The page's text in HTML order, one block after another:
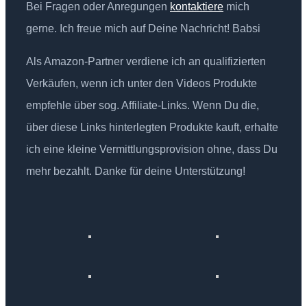
Bei Fragen oder Anregungen kontaktiere mich
gerne. Ich freue mich auf Deine Nachricht! Babsi
Als Amazon-Partner verdiene ich an qualifizierten
Verkäufen, wenn ich unter den Videos Produkte
empfehle über sog. Affiliate-Links. Wenn Du die,
über diese Links hinterlegten Produkte kauft, erhalte
ich eine kleine Vermittlungsprovision ohne, dass Du
mehr bezahlt. Danke für deine Unterstützung!